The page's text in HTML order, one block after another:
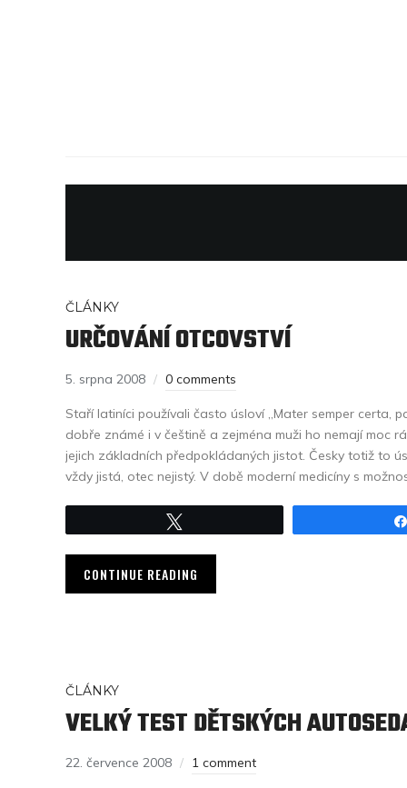
ČLÁNKY
URČOVÁNÍ OTCOVSTVÍ
5. srpna 2008 0 comments
Staří latiníci používali často úsloví „Mater semper certa,
dobře známé i v češtině a zejména muži ho nemají moc
jejich základních předpokládaných jistot. Česky totiž to
vždy jistá, otec nejistý. V době moderní medicíny s
CONTINUE READING
ČLÁNKY
VELKÝ TEST DĚTSKÝCH
22. července 2008 1 comment